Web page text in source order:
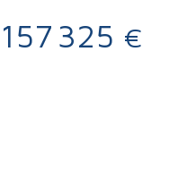
157 325 €